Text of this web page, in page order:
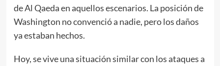
de Al Qaeda en aquellos escenarios. La posición de
Washington no convenció a nadie, pero los daños
ya estaban hechos.
Hoy, se vive una situación similar con los ataques a